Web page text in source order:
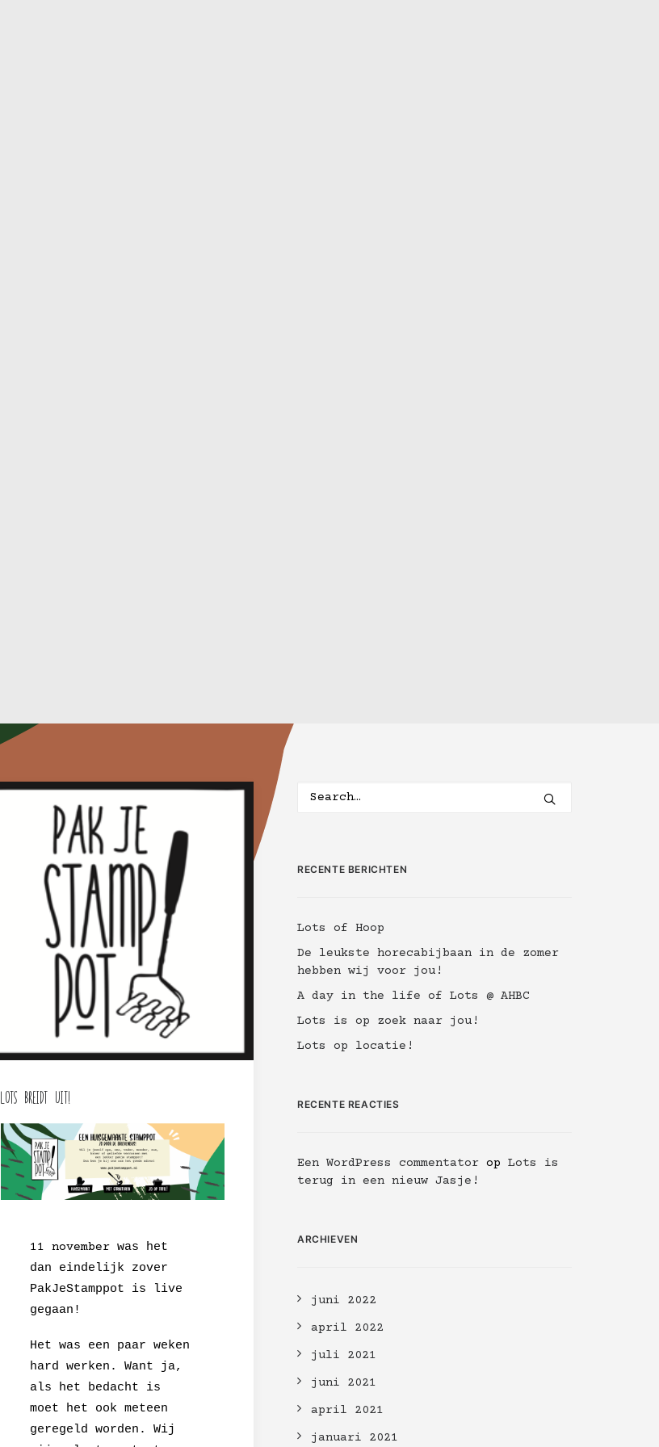
Lots breidt uit!
11 november was het
dan eindelijk zover
PakJeStamppot is live
gegaan!
Het was een paar weken
hard werken. Want ja,
als het bedacht is
moet het ook meteen
geregeld worden. Wij
RECENTE BERICHTEN
Lots of Hoop
De leukste horecabijbaan in de zomer
hebben wij voor jou!
A day in the life of Lots @ AHBC
Lots is op zoek naar jou!
Lots op locatie!
RECENTE REACTIES
Een WordPress commentator op Lots is
terug in een nieuw Jasje!
ARCHIEVEN
juni 2022
april 2022
juli 2021
juni 2021
april 2021
januari 2021